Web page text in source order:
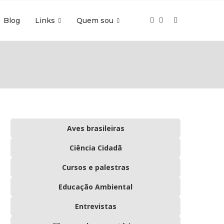
Blog Links Quem sou
Aves brasileiras
Ciência Cidadã
Cursos e palestras
Educação Ambiental
Entrevistas